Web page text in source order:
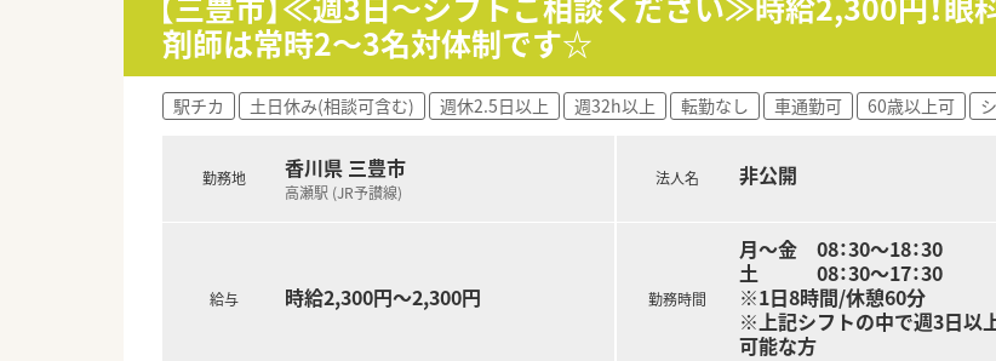
剤師は常時2～3名対体制です☆
駅チカ 土日休み(相談可含む) 週休2.5日以上 週32h以上 転勤なし 車通勤可 60歳以上可
勤務地 香川県 三豊市
高瀬駅 (JR予讃線)
給与 時給2,300円～2,300円
法人名 非公開
勤務時間
月～金 08：30～18：30
土 08：30～17：30
※1日8時間/休憩60分
※上記シフトの中で週3日以
可能な方